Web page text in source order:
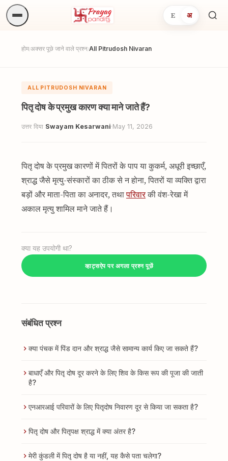
E अ
होम/अक्सर पूछे जाने वाले प्रश्न/All Pitrudosh Nivaran
ALL PITRUDOSH NIVARAN
पितृ दोष के प्रमुख कारण क्या माने जाते हैं?
उत्तर दिया Swayam Kesarwani·May 11, 2026
पितृ दोष के प्रमुख कारणों में पितरों के पाप या कुकर्म, अधूरी इच्छाएँ,
श्राद्ध जैसे मृत्यु-संस्कारों का ठीक से न होना, पितरों या व्यक्ति द्वारा
बड़ों और माता-पिता का अनादर, तथापरिवारकी वंश-रेखा में
अकाल मृत्यु शामिल माने जाते हैं।
क्या यह उपयोगी था?
व्हाट्सऐप पर अगला प्रश्न पूछें
संबंधित प्रश्न
क्या पंचक में पिंड दान और श्राद्ध जैसे सामान्य कार्य किए जा सकते हैं?
बाधाएँ और पितृ दोष दूर करने के लिए शिव के किस रूप की पूजा की जाती
है?
एनआरआई परिवारों के लिए पितृदोष निवारण दूर से किया जा सकता है?
पितृ दोष और पितृपक्ष श्राद्ध में क्या अंतर है?
मेरी कुंडली में पितृ दोष है या नहीं, यह कैसे पता चलेगा?